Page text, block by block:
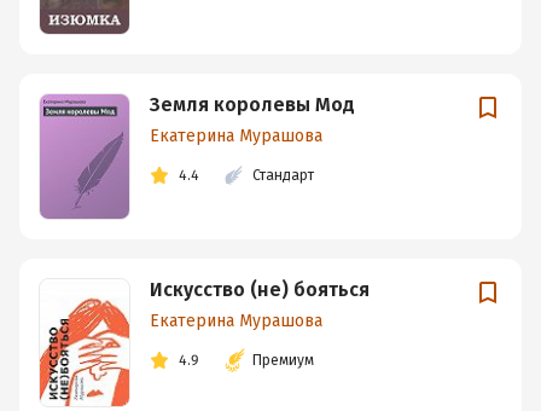
Земля королевы Мод
Екатерина Мурашова
4.4 Стандарт
Искусство (не) бояться
Екатерина Мурашова
4.9 Премиум